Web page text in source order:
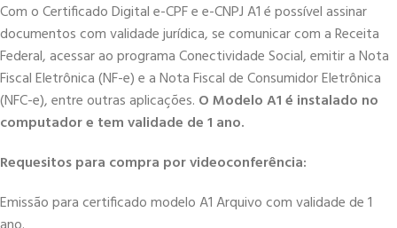
Com o Certificado Digital e-CPF e e-CNPJ A1 é possível assinar
documentos com validade jurídica, se comunicar com a Receita
Federal, acessar ao programa Conectividade Social, emitir a Nota
Fiscal Eletrônica (NF-e) e a Nota Fiscal de Consumidor Eletrônica
(NFC-e), entre outras aplicações. O Modelo A1 é instalado no
computador e tem validade de 1 ano.
Requesitos para compra por videoconferência:
Emissão para certificado modelo A1 Arquivo com validade de 1